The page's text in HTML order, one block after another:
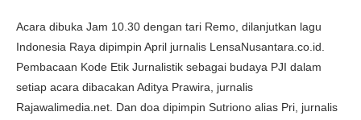
Acara dibuka Jam 10.30 dengan tari Remo, dilanjutkan lagu
Indonesia Raya dipimpin April jurnalis LensaNusantara.co.id.
Pembacaan Kode Etik Jurnalistik sebagai budaya PJI dalam
setiap acara dibacakan Aditya Prawira, jurnalis
Rajawalimedia.net. Dan doa dipimpin Sutriono alias Pri, jurnalis